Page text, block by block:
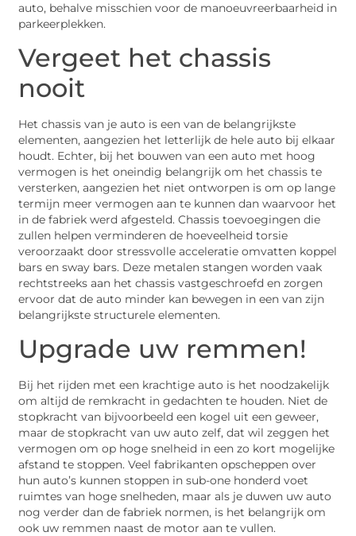
auto, behalve misschien voor de manoeuvreerbaarheid in
parkeerplekken.
Vergeet het chassis
nooit
Het chassis van je auto is een van de belangrijkste
elementen, aangezien het letterlijk de hele auto bij elkaar
houdt. Echter, bij het bouwen van een auto met hoog
vermogen is het oneindig belangrijk om het chassis te
versterken, aangezien het niet ontworpen is om op lange
termijn meer vermogen aan te kunnen dan waarvoor het
in de fabriek werd afgesteld. Chassis toevoegingen die
zullen helpen verminderen de hoeveelheid torsie
veroorzaakt door stressvolle acceleratie omvatten koppel
bars en sway bars. Deze metalen stangen worden vaak
rechtstreeks aan het chassis vastgeschroefd en zorgen
ervoor dat de auto minder kan bewegen in een van zijn
belangrijkste structurele elementen.
Upgrade uw remmen!
Bij het rijden met een krachtige auto is het noodzakelijk
om altijd de remkracht in gedachten te houden. Niet de
stopkracht van bijvoorbeeld een kogel uit een geweer,
maar de stopkracht van uw auto zelf, dat wil zeggen het
vermogen om op hoge snelheid in een zo kort mogelijke
afstand te stoppen. Veel fabrikanten opscheppen over
hun auto’s kunnen stoppen in sub-one honderd voet
ruimtes van hoge snelheden, maar als je duwen uw auto
nog verder dan de fabriek normen, is het belangrijk om
ook uw remmen naast de motor aan te vullen.